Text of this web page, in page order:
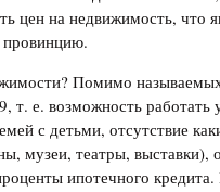
цен на недвижимость,
провинцию.
Помимо
т. е. возможность работать
с детьми, отсутствие
музеи, театры, выставки),
ипотечного кредита.